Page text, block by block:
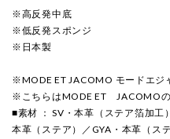
※高反発中底
※低反発スポンジ
※日本製
※MODE ET JACOMO モードエジ
※こちらはMODE ET JACOMOの
■素材 ： SV・本革（ステア箔加工
本革（ステア）／GYA・本革（ス